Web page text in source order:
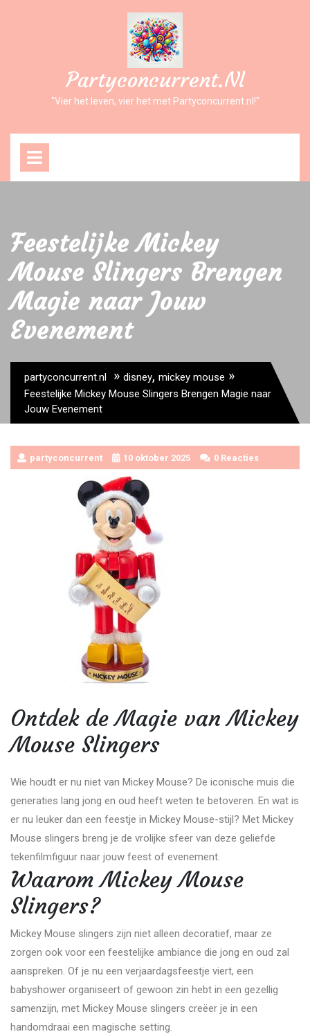
Partyconcurrent.nl
"Vier het leven, vier het met Partyconcurrent.nl!"
Feestelijke Mickey
Mouse Slingers Brengen
Magie naar Jouw
Evenement
partyconcurrent.nl » disney, mickey mouse »
Feestelijke Mickey Mouse Slingers Brengen Magie naar
Jouw Evenement
partyconcurrent 10 oktober 2025 0 Reacties
Ontdek de Magie van Mickey
Mouse Slingers
Wie houdt er nu niet van Mickey Mouse? De iconische muis die
generaties lang jong en oud heeft weten te betoveren. En wat is
er nu leuker dan een feestje in Mickey Mouse-stijl? Met Mickey
Mouse slingers breng je de vrolijke sfeer van deze geliefde
tekenfilmfiguur naar jouw feest of evenement.
Waarom Mickey Mouse
Slingers?
Mickey Mouse slingers zijn niet alleen decoratief, maar ze
zorgen ook voor een feestelijke ambiance die jong en oud zal
aanspreken. Of je nu een verjaardagsfeestje viert, een
babyshower organiseert of gewoon zin hebt in een gezellig
samenzijn, met Mickey Mouse slingers creëer je in een
handomdraai een magische setting.